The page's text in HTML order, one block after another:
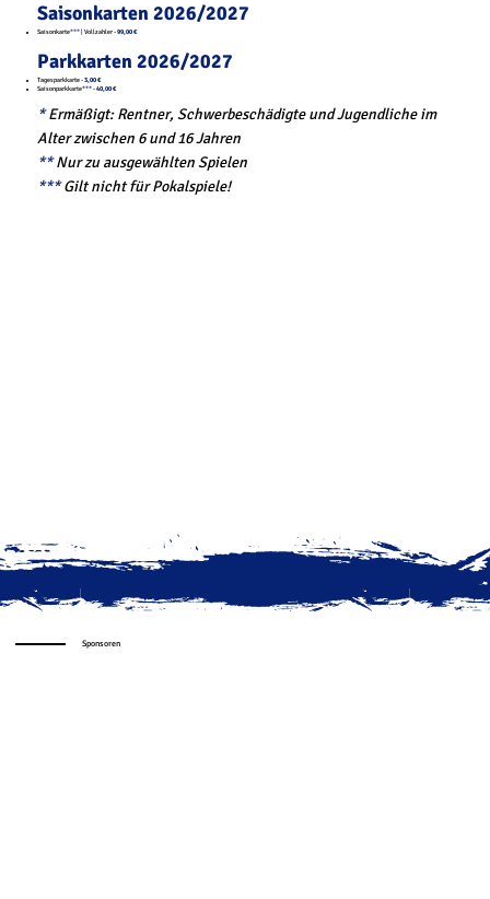
Saisonkarten2026/2027
Saisonkarte*** Vollzahler -99,00 €
Parkkarten2026/2027
Tagesparkkarte-3,00 €
Saisonparkkarte***-40,00 €
*Ermäßigt: Rentner, Schwerbeschädigte und Jugendliche im
Alter zwischen 6 und 16 Jahren
**Nur zu ausgewählten Spielen
***Gilt nicht für Pokalspiele!
Sponsoren